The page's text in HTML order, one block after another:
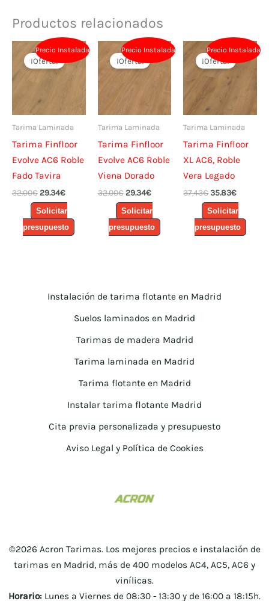
Productos relacionados
Precio Instalada
¡Oferta!
Tarima Laminada
Tarima Finfloor
Evolve AC6 Roble
Fado Tavira
32.00€ El
precio
original
era:
32.00€.
29.34€El
precio
actual
es:
29.34€.
Solicitar
presupuesto
Precio Instalada
¡Oferta!
Tarima Laminada
Tarima Finfloor
Evolve AC6 Roble
Viena Dorado
32.00€ El
precio
original
era:
32.00€.
29.34€El
precio
actual
es:
29.34€.
Solicitar
presupuesto
Precio Instalada
¡Oferta!
Tarima Laminada
Tarima Finfloor
XL AC6, Roble
Vera Legado
37.43€El
precio
original
era:
37.43€.
35.83€El
precio
actual
es:
35.83€.
Solicitar
presupuesto
Instalación de tarima flotante en Madrid
Suelos laminados en Madrid
Tarimas de madera Madrid
Tarima laminada en Madrid
Tarima flotante en Madrid
Instalar tarima flotante Madrid
Cita previa personalizada y presupuesto
Aviso Legal y Política de Cookies
©2026 Acron Tarimas. Los mejores precios e instalación de
tarimas en Madrid, más de 400 modelos AC4, AC5, AC6 y
vinílicas.
Horario: Lunes a Viernes de 08:30 - 13:30 y de 16:00 a 18:15h.